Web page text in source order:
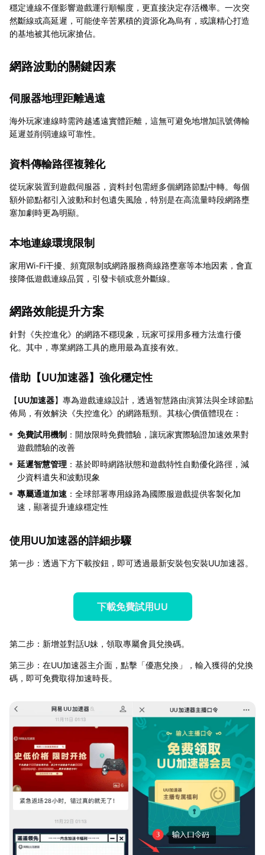
穩定連線不僅影響遊戲運行順暢度，更直接決定存活機率。一次突
然斷線或高延遲，可能使辛苦累積的資源化為烏有，或讓精心打造
的基地被其他玩家搶佔。
網路波動的關鍵因素
伺服器地理距離過遠
海外玩家連線時需跨越遙遠實體距離，這無可避免地增加訊號傳輸
延遲並削弱連線可靠性。
資料傳輸路徑複雜化
從玩家裝置到遊戲伺服器，資料封包需經多個網路節點中轉。每個
額外節點都引入波動和封包遺失風險，特別是在高流量時段網路壅
塞加劇時更為明顯。
本地連線環境限制
家用Wi-Fi干擾、頻寬限制或網路服務商線路壅塞等本地因素，會直
接降低遊戲連線品質，引發卡頓或意外斷線。
網路效能提升方案
針對《失控進化》的網路不穩現象，玩家可採用多種方法進行優
化。其中，專業網路工具的應用最為直接有效。
借助【UU加速器】強化穩定性
【UU加速器】專為遊戲連線設計，透過智慧路由演算法與全球節點
佈局，有效解決《失控進化》的網路瓶頸。其核心價值體現在：
免費試用機制 ：開放限時免費體驗，讓玩家實際驗證加速效果對
遊戲體驗的改善
延遲智慧管理 ：基於即時網路狀態和遊戲特性自動優化路徑，減
少資料遺失和波動現象
專屬通道加速 ：全球部署專用線路為國際服遊戲提供客製化加
速，顯著提升連線穩定性
使用UU加速器的詳細步驟
第一步：透過下方下載按鈕，即可透過最新安裝包安裝UU加速器。
下載免費試用UU
第二步：新增並對話U妹，領取專屬會員兌換碼。
第三步：在UU加速器主介面，點擊「優惠兌換」，輸入獲得的兌換
碼，即可免費取得加速時長。